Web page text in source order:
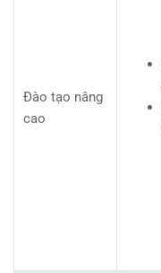
Đào tạo nâng
cao